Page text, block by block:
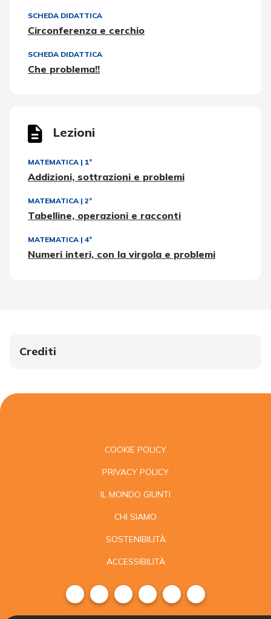
SCHEDA DIDATTICA
Circonferenza e cerchio
SCHEDA DIDATTICA
Che problema!!
Lezioni
MATEMATICA | 1ª
Addizioni, sottrazioni e problemi
MATEMATICA | 2ª
Tabelline, operazioni e racconti
MATEMATICA | 4ª
Numeri interi, con la virgola e problemi
Crediti
COOKIE POLICY
PRIVACY POLICY
IL MONDO GIUNTI
CHI SIAMO
SOSTENIBILITÀ
ACCESSIBILITÀ